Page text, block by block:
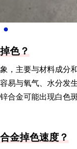
色？
，主要与材料成分
易与氧气、水分发
合金可能出现白色
金掉色速度？